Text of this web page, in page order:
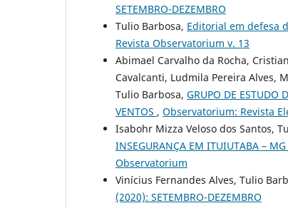
SETEMBRO-DEZEMBRO
Tulio Barbosa, Editorial em defesa
Revista Observatorium v. 13
Abimael Carvalho da Rocha,
Cavalcanti, Ludmila Pereira Alves,
Tulio Barbosa, GRUPO DE ESTUDO
VENTOS , Observatorium: Revista
Isabohr Mizza Veloso dos Santos,
INSEGURANÇA EM ITUIUTABA – MG
Observatorium
Vinícius Fernandes Alves, Tulio
(2020): SETEMBRO-DEZEMBRO